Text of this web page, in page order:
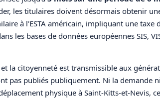
les titulaires doivent désormais obtenir
à l'ESTA américain, impliquant une taxe
les bases de données européennes SIS,
et la citoyenneté est transmissible aux
pas publiés publiquement. Ni la demande
physique à Saint-Kitts-et-Nevis,